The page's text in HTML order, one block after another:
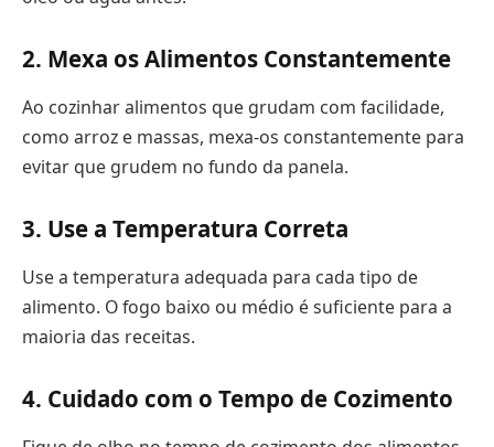
2. Mexa os Alimentos Constantemente
Ao cozinhar alimentos que grudam com facilidade,
como arroz e massas, mexa-os constantemente para
evitar que grudem no fundo da panela.
3. Use a Temperatura Correta
Use a temperatura adequada para cada tipo de
alimento. O fogo baixo ou médio é suficiente para a
maioria das receitas.
4. Cuidado com o Tempo de Cozimento